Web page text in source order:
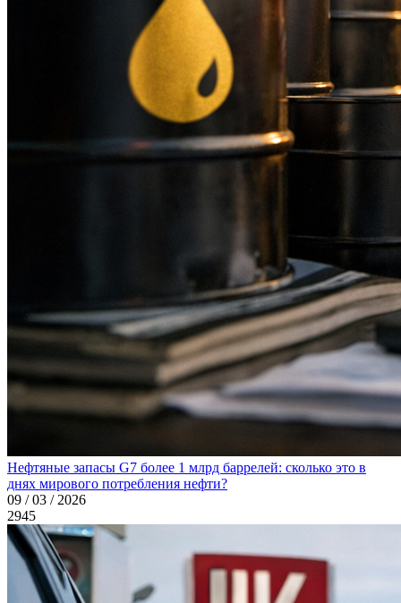
Нефтяные запасы G7 более 1 млрд баррелей: сколько это в
днях мирового потребления нефти?
09 / 03 / 2026
2945